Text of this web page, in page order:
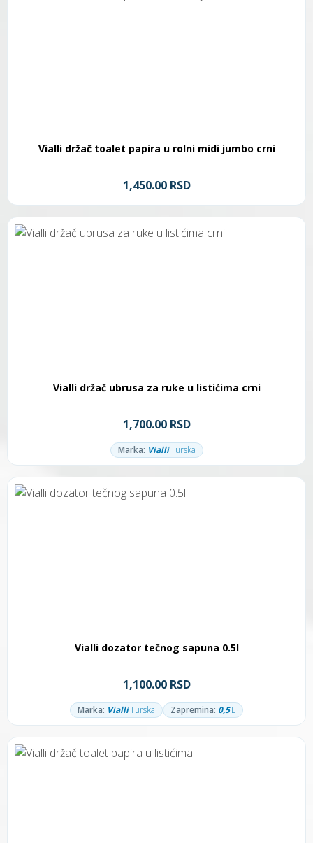
Vialli držač toalet papira u rolni midi jumbo crni
1,450.00 RSD
Vialli držač ubrusa za ruke u listićima crni
1,700.00 RSD
Marka: VialliTurska
Vialli dozator tečnog sapuna 0.5l
1,100.00 RSD
Marka: VialliTurska Zapremina: 0,5L